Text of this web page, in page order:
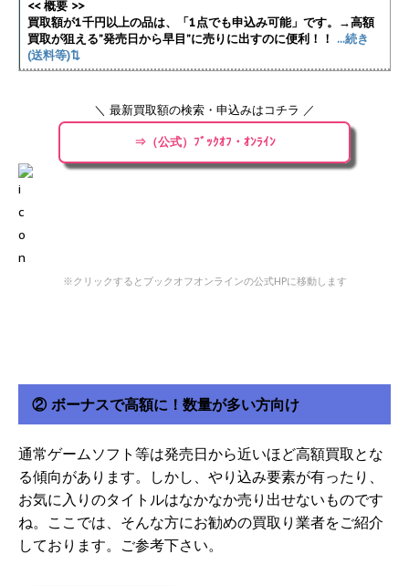
<< 概要 >>
買取額が1千円以上の品は、「1点でも申込み可能」です。→高額
買取が狙える”発売日から早目”に売りに出すのに便利！！ ...続き
(送料等)⇅
＼ 最新買取額の検索・申込みはコチラ ／
⇒（公式）ﾌﾞｯｸｵﾌ・ｵﾝﾗｲﾝ
※クリックするとブックオフオンラインの公式HPに移動します
② ボーナスで高額に！数量が多い方向け
通常ゲームソフト等は発売日から近いほど高額買取とな
る傾向があります。しかし、やり込み要素が有ったり、
お気に入りのタイトルはなかなか売り出せないものです
ね。ここでは、そんな方にお勧めの買取り業者をご紹介
しております。ご参考下さい。